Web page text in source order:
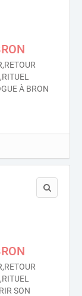
À BRON
SON